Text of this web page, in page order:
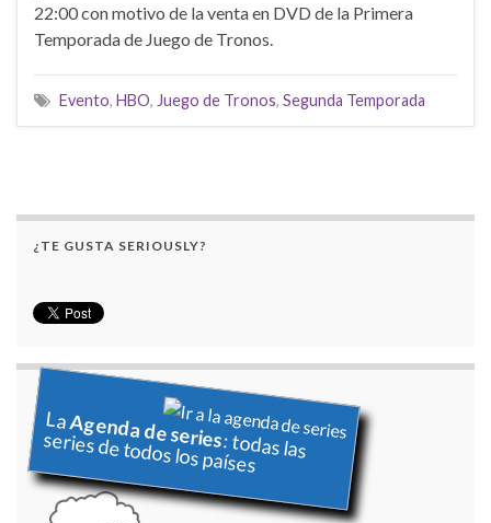
22:00 con motivo de la venta en DVD de la Primera
Temporada de Juego de Tronos.
Evento, HBO, Juego de Tronos, Segunda Temporada
¿TE GUSTA SERIOUSLY?
LaAgenda de series: todas las
series de todos los países